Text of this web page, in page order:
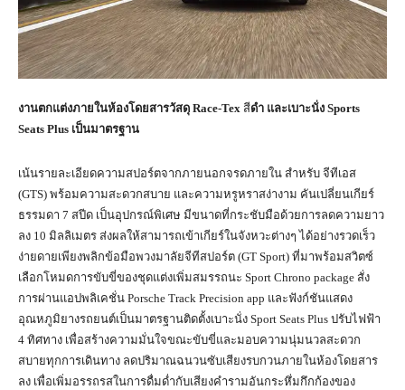
งานตกแต่งภายในห้องโดยสารวัสดุ Race-Tex สีดำ และเบาะนั่ง Sports
Seats Plus เป็นมาตรฐาน
เน้นรายละเอียดความสปอร์ตจากภายนอกจรดภายใน สำหรับ จีทีเอส
(GTS) พร้อมความสะดวกสบาย และความหรูหราสง่างาม คันเปลี่ยนเกียร์
ธรรมดา 7 สปีด เป็นอุปกรณ์พิเศษ มีขนาดที่กระชับมือด้วยการลดความยาว
ลง 10 มิลลิเมตร ส่งผลให้สามารถเข้าเกียร์ในจังหวะต่างๆ ได้อย่างรวดเร็ว
ง่ายดายเพียงพลิกข้อมือพวงมาลัยจีทีสปอร์ต (GT Sport) ที่มาพร้อมสวิตซ์
เลือกโหมดการขับขี่ของชุดแต่งเพิ่มสมรรถนะ Sport Chrono package สั่ง
การผ่านแอปพลิเคชั่น Porsche Track Precision app และฟังก์ชันแสดง
อุณหภูมิยางรถยนต์เป็นมาตรฐานติดตั้งเบาะนั่ง Sport Seats Plus ปรับไฟฟ้า
4 ทิศทาง เพื่อสร้างความมั่นใจขณะขับขี่และมอบความนุ่มนวลสะดวก
สบายทุกการเดินทาง ลดปริมาณฉนวนซับเสียงรบกวนภายในห้องโดยสาร
ลง เพื่อเพิ่มอรรถรสในการดื่มด่ำกับเสียงคำรามอันกระหึ่มกึกก้องของ